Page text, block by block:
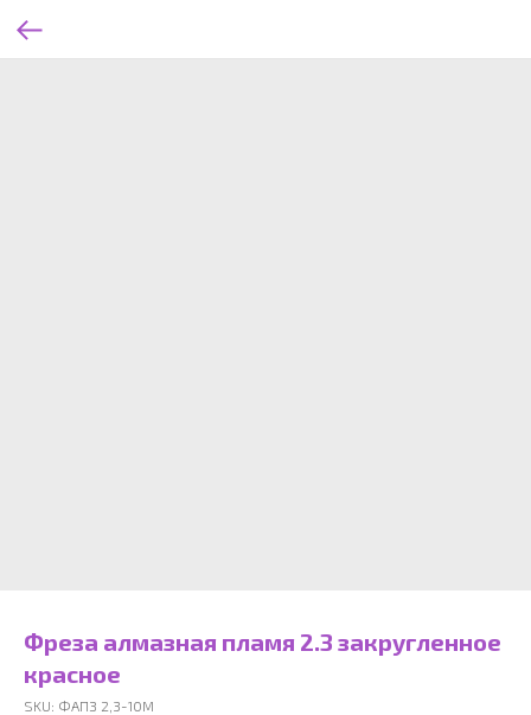
Фреза алмазная пламя 2.3 закругленное
красное
SKU: ФАПЗ 2,3-10М